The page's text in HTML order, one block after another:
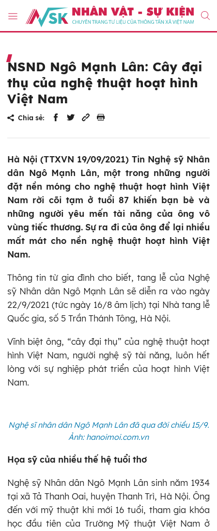
NSND Ngô Mạnh Lân: Cây đại
thụ của nghệ thuật hoạt hình
Việt Nam
Chia sẻ:
Hà Nội (TTXVN 19/09/2021) Tin Nghệ sỹ Nhân
dân Ngô Mạnh Lân, một trong những người
đặt nền móng cho nghệ thuật hoạt hình Việt
Nam rời cõi tạm ở tuổi 87 khiến bạn bè và
những người yêu mến tài năng của ông vô
vùng tiếc thương. Sự ra đi của ông để lại nhiều
mất mát cho nền nghệ thuật hoạt hình Việt
Nam.
Thông tin từ gia đình cho biết, tang lễ của Nghệ
sỹ Nhân dân Ngô Mạnh Lân sẽ diễn ra vào ngày
22/9/2021 (tức ngày 16/8 âm lịch) tại Nhà tang lễ
Quốc gia, số 5 Trần Thánh Tông, Hà Nội.
Vĩnh biệt ông, “cây đại thụ” của nghệ thuật hoạt
hình Việt Nam, người nghệ sỹ tài năng, luôn hết
lòng với sự nghiệp phát triển của hoạt hình Việt
Nam.
Nghệ sĩ nhân dân Ngô Mạnh Lân đã qua đời chiều 15/9.
Ảnh: hanoimoi.com.vn
Họa sỹ của nhiều thế hệ tuổi thơ
Nghệ sỹ Nhân dân Ngô Mạnh Lân sinh năm 1934
tại xã Tả Thanh Oai, huyện Thanh Trì, Hà Nội. Ông
đến với mỹ thuật khi mới 16 tuổi, tham gia khóa
học đầu tiên của Trường Mỹ thuật Việt Nam ở